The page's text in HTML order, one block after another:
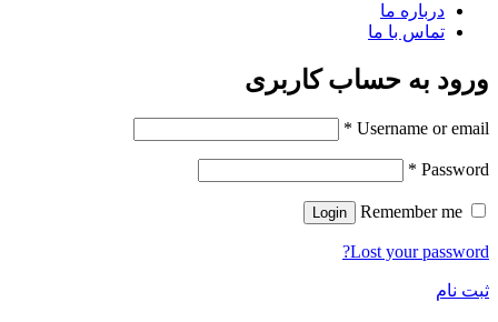
درباره ما
تماس با ما
ورود به حساب کاربری
Username or email
*
Password
*
Remember me
Login
Lost your password?
ثبت نام